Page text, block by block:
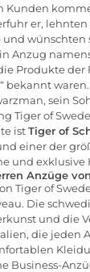
Kunden
er,
wünschten
Anzug
Produkte
bekannt waren.
sein
Tiger of
istTiger of
einer der
und exklusive
Anzüge
Tiger of
Die
und die
die jeden
Business-